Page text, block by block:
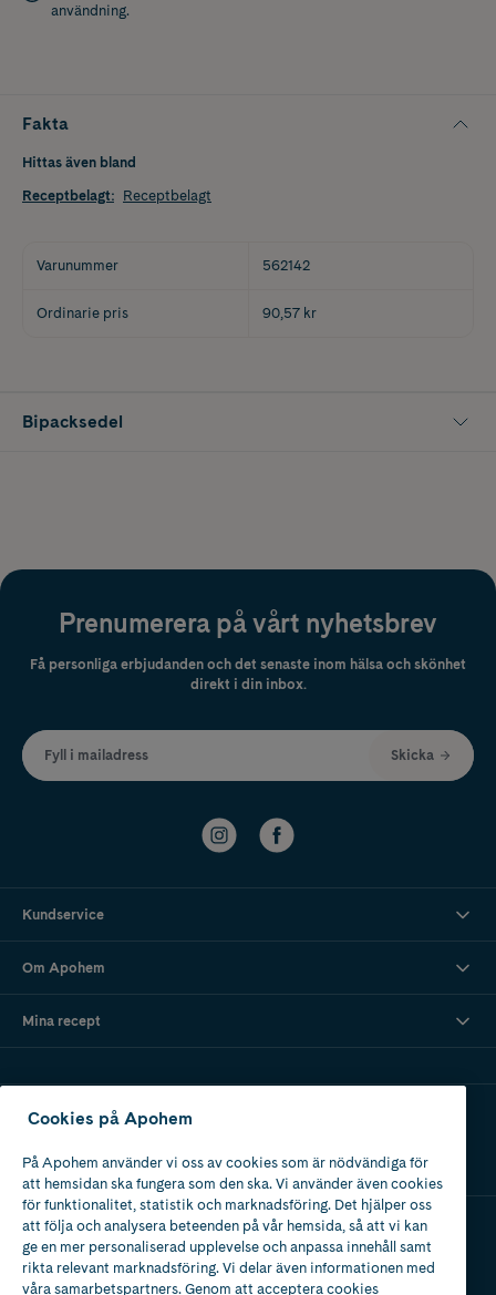
användning.
Fakta
Hittas även bland
Receptbelagt: Receptbelagt
Varunummer 562142
Ordinarie pris 90,57 kr
Bipacksedel
Prenumerera på vårt nyhetsbrev
Få personliga erbjudanden och det senaste inom hälsa och skönhet
direkt i din inbox.
Fyll i mailadress Skicka
Kundservice
Om Apohem
Mina recept
Ladda ner vår app
Apotek med tillstånd
av Läkemedelsverket
Cookies på Apohem
På Apohem använder vi oss av cookies som är nödvändiga för
att hemsidan ska fungera som den ska. Vi använder även cookies
för funktionalitet, statistik och marknadsföring. Det hjälper oss
att följa och analysera beteenden på vår hemsida, så att vi kan
ge en mer personaliserad upplevelse och anpassa innehåll samt
rikta relevant marknadsföring. Vi delar även informationen med
våra samarbetspartners. Genom att acceptera cookies